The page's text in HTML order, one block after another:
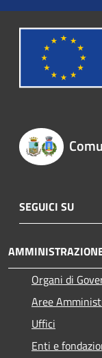
SEGUICI SU
Organi di
Aree
Uffici
Enti e